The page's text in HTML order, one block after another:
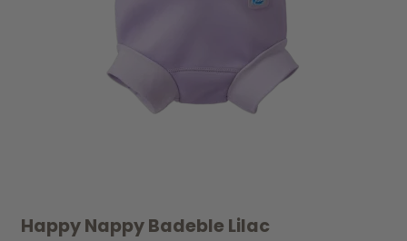
Happy Nappy Badeble Lilac